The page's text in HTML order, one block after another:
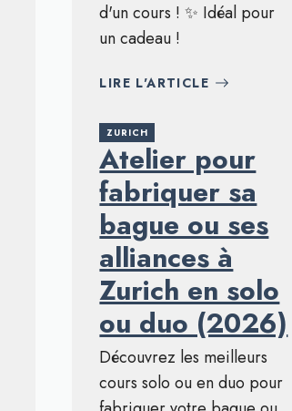
d'un cours ! ✨ Idéal pour
un cadeau !
LIRE L'ARTICLE
ZURICH
Atelier pour
fabriquer sa
bague ou ses
alliances à
Zurich en solo
ou duo (2026)
Découvrez les meilleurs
cours solo ou en duo pour